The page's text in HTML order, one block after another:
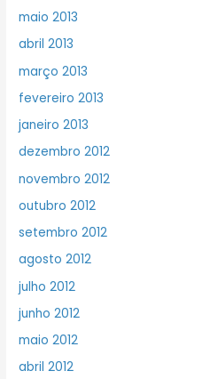
maio 2013
abril 2013
março 2013
fevereiro 2013
janeiro 2013
dezembro 2012
novembro 2012
outubro 2012
setembro 2012
agosto 2012
julho 2012
junho 2012
maio 2012
abril 2012